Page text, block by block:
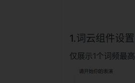
1.词云组件设置
仅展示1个词频最